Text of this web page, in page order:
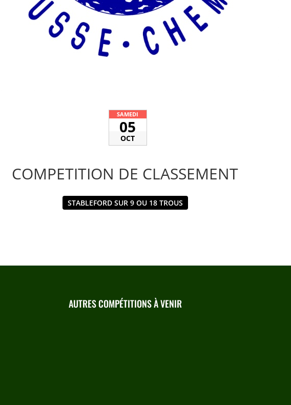
SAMEDI
05
OCT
COMPETITION DE CLASSEMENT
STABLEFORD SUR 9 OU 18 TROUS
AUTRES COMPÉTITIONS À VENIR